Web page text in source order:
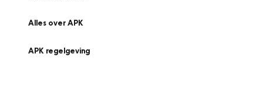
Alles over APK
APK regelgeving